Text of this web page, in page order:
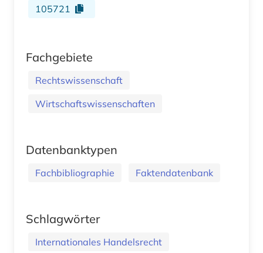
105721
Fachgebiete
Rechtswissenschaft
Wirtschaftswissenschaften
Datenbanktypen
Fachbibliographie Faktendatenbank
Schlagwörter
Internationales Handelsrecht